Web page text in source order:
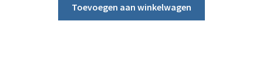
Toevoegen aan winkelwagen